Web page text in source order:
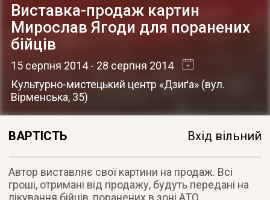
Виставка-продаж картин
Мирослав Ягоди для поранених
бійців
15 серпня 2014- 28 серпня 2014
Культурно-мистецький центр «Дзиґа» (вул.
Вірменська, 35)
ВАРТІСТЬ Вхід вільний
Автор виставляє свої картини на продаж. Всі
гроші, отримані від продажу, будуть передані на
лікування бійців, поранених в зоні АТО.